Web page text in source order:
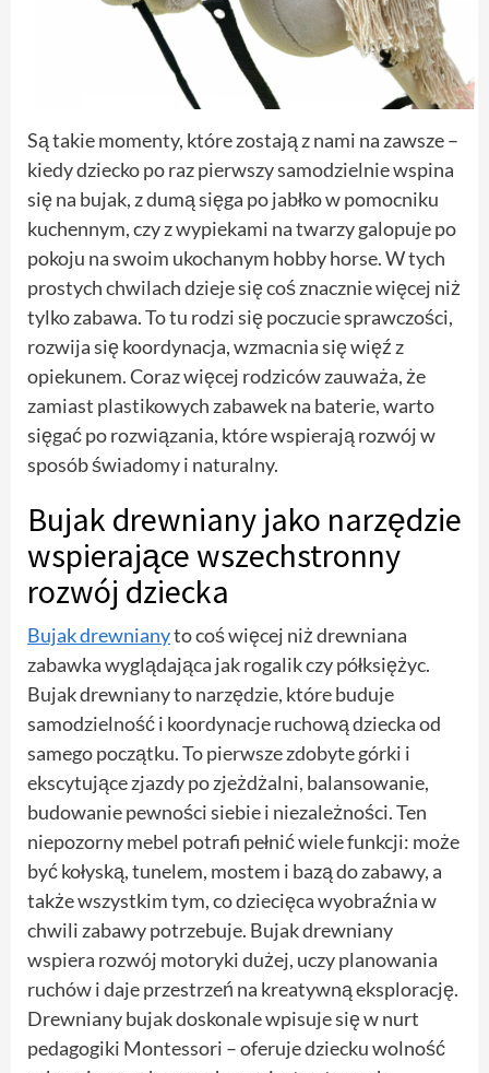
Są takie momenty, które zostają z nami na zawsze –
kiedy dziecko po raz pierwszy samodzielnie wspina
się na bujak, z dumą sięga po jabłko w pomocniku
kuchennym, czy z wypiekami na twarzy galopuje po
pokoju na swoim ukochanym hobby horse. W tych
prostych chwilach dzieje się coś znacznie więcej niż
tylko zabawa. To tu rodzi się poczucie sprawczości,
rozwija się koordynacja, wzmacnia się więź z
opiekunem. Coraz więcej rodziców zauważa, że
zamiast plastikowych zabawek na baterie, warto
sięgać po rozwiązania, które wspierają rozwój w
sposób świadomy i naturalny.
Bujak drewniany jako narzędzie
wspierające wszechstronny
rozwój dziecka
Bujak drewnianyto coś więcej niż drewniana
zabawka wyglądająca jak rogalik czy półksiężyc.
Bujak drewniany to narzędzie, które buduje
samodzielność i koordynacje ruchową dziecka od
samego początku. To pierwsze zdobyte górki i
ekscytujące zjazdy po zjeżdżalni, balansowanie,
budowanie pewności siebie i niezależności. Ten
niepozorny mebel potrafi pełnić wiele funkcji: może
być kołyską, tunelem, mostem i bazą do zabawy, a
także wszystkim tym, co dziecięca wyobraźnia w
chwili zabawy potrzebuje. Bujak drewniany
wspiera rozwój motoryki dużej, uczy planowania
ruchów i daje przestrzeń na kreatywną eksplorację.
Drewniany bujak doskonale wpisuje się w nurt
pedagogiki Montessori – oferuje dziecku wolność